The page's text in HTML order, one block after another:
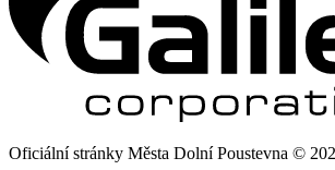
Oficiální stránky Města Dolní Poustevna ©